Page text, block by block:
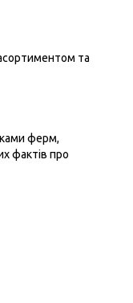
та
ферм,
фактів про